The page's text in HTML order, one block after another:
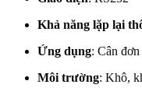
Khả năng lặp lại
Ứng dụng: Cân
Môi trường: Khô,